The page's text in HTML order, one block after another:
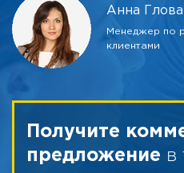
Анна
Менеджер по
клиентами
Получите
предложение в